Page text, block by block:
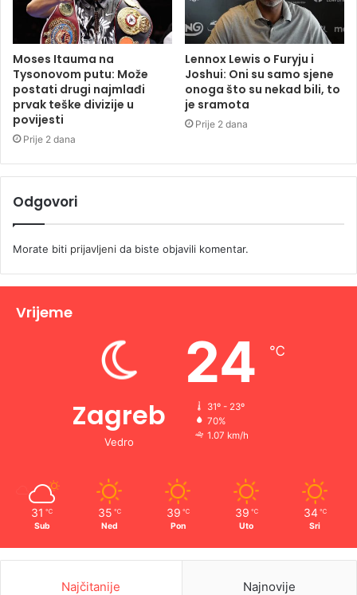
Moses Itauma na
Tysonovom putu: Može
postati drugi najmlađi
prvak teške divizije u
povijesti
Prije 2 dana
Lennox Lewis o Furyju i
Joshui: Oni su samo sjene
onoga što su nekad bili, to
je sramota
Prije 2 dana
Odgovori
Morate biti prijavljeni da biste objavili komentar.
Vrijeme
Zagreb
Vedro
24 ℃
31º - 23º
70%
1.07 km/h
31 ℃
Sub
35 ℃
Ned
39 ℃
Pon
39 ℃
Uto
34 ℃
Sri
Najčitanije Najnovije